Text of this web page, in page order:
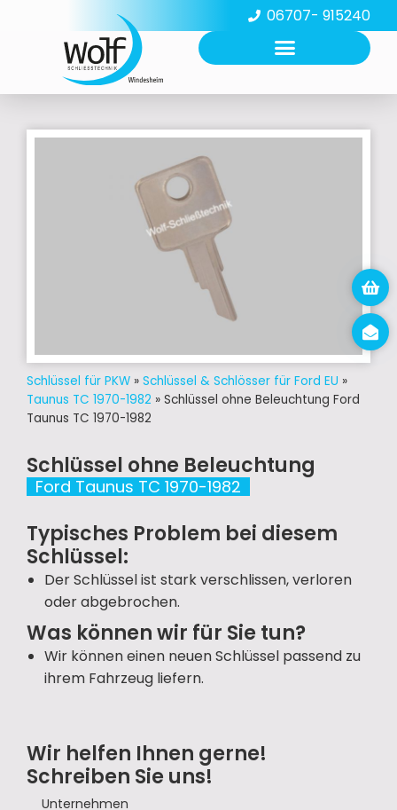
06707- 915240
Schlüssel für PKW » Schlüssel & Schlösser für Ford EU »
Taunus TC 1970-1982 » Schlüssel ohne Beleuchtung Ford
Taunus TC 1970-1982
Schlüssel ohne Beleuchtung
Ford Taunus TC 1970-1982
Typisches Problem bei diesem
Schlüssel:
Der Schlüssel ist stark verschlissen, verloren
oder abgebrochen.
Was können wir für Sie tun?
Wir können einen neuen Schlüssel passend zu
ihrem Fahrzeug liefern.
Wir helfen Ihnen gerne!
Schreiben Sie uns!
Unternehmen